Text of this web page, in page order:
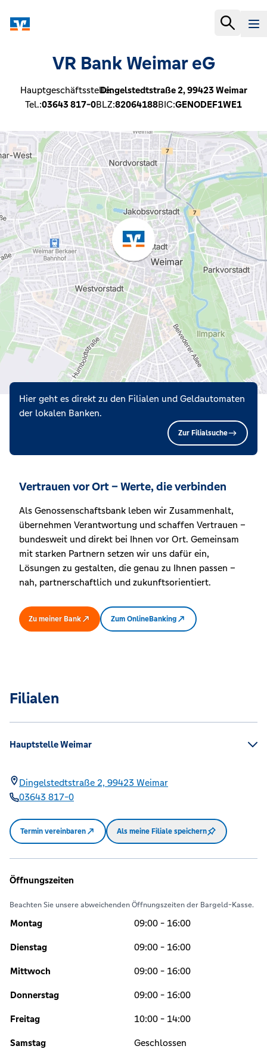
VR Bank Weimar eG
Hauptgeschäftsstelle:Dingelstedtstraße 2,99423Weimar
Tel.:03643 817-0BLZ:82064188BIC:GENODEF1WE1
Hier geht es direkt zu den Filialen und Geldautomaten
der lokalen Banken.
Zur Filialsuche
Vertrauen vor Ort – Werte, die verbinden
Als Genossenschaftsbank leben wir Zusammenhalt,
übernehmen Verantwortung und schaffen Vertrauen –
bundesweit und direkt bei Ihnen vor Ort. Gemeinsam
mit starken Partnern setzen wir uns dafür ein,
Lösungen zu gestalten, die genau zu Ihnen passen –
nah, partnerschaftlich und zukunftsorientiert.
Zu meiner Bank Zum OnlineBanking
Filialen
Hauptstelle Weimar
Dingelstedtstraße 2, 99423 Weimar
03643 817-0
Termin vereinbaren Als meine Filiale speichern
Öffnungszeiten
Beachten Sie unsere abweichenden Öffnungszeiten der Bargeld-Kasse.
Montag 09:00 - 16:00
Dienstag 09:00 - 16:00
Mittwoch 09:00 - 16:00
Donnerstag 09:00 - 16:00
Freitag 10:00 - 14:00
Samstag Geschlossen